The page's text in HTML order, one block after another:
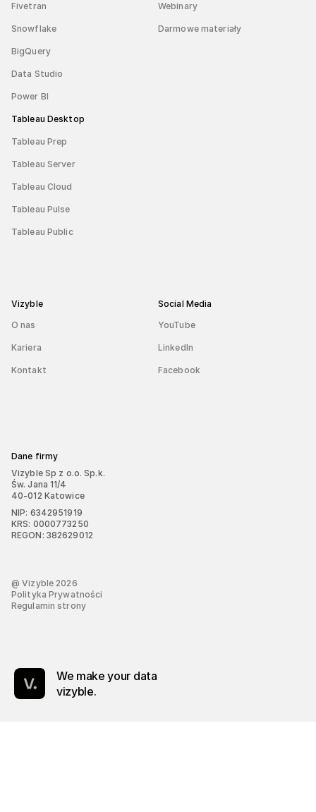
Fivetran
Snowflake
BigQuery
Data Studio
Power BI
Tableau Desktop
Tableau Prep
Tableau Server
Tableau Cloud
Tableau Pulse
Tableau Public
Webinary
Darmowe materiały
Vizyble
O nas
Kariera
Kontakt
Social Media
YouTube
LinkedIn
Facebook
Dane firmy
Vizyble Sp z o.o. Sp.k.
Św. Jana 11/4
40-012 Katowice
NIP: 6342951919
KRS: 0000773250
REGON: 382629012
We make your data
vizyble.
@ Vizyble 2026
Polityka Prywatności
Regulamin strony